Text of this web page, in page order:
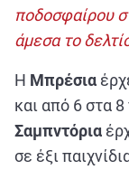
ποδοσφαίρου
άμεσα το
Η Μπρέσια
και από 6 στα
Σαμπντόρια
σε έξι